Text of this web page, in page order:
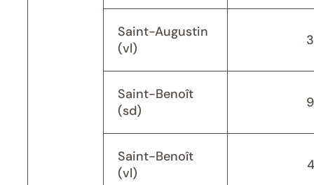
Saint-Augustin
(vl)
Saint-Benoît
(sd)
Saint-Benoît
(vl)